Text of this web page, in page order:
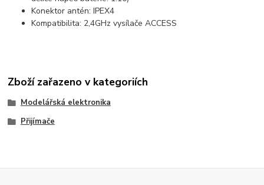
Konektor antén: IPEX4
Kompatibilita: 2,4GHz vysílače ACCESS
Zboží zařazeno v kategoriích
Modelářská elektronika
Přijímače